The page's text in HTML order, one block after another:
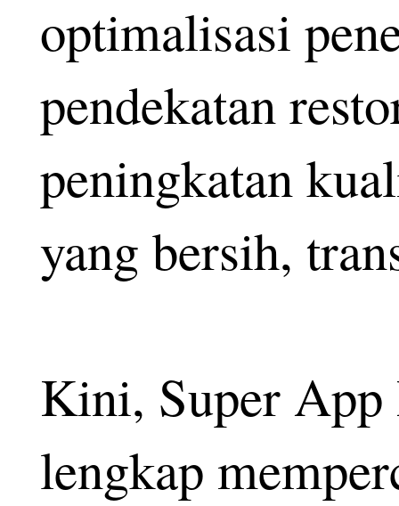
optimalisasi
pendekatan
peningkatan
yang bersih,
Kini, Super
lengkap